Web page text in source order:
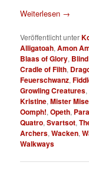
Weiterlesen →
Veröffentlicht unter
Alligatoah Amon
Blaas of Glory
Cradle of Filth
Feuerschwanz ,
Growling Creatures
Kristine ,Mister
Oomph! ,Opeth
Quatro ,Svartsot ,
Archers ,Wacken ,
Walkways